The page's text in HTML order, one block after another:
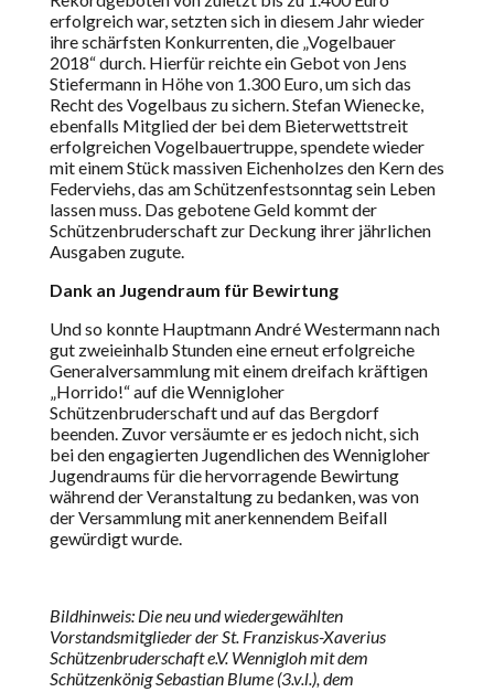
erfolgreich war, setzten sich in diesem Jahr wieder
ihre schärfsten Konkurrenten, die „Vogelbauer
2018“ durch. Hierfür reichte ein Gebot von Jens
Stiefermann in Höhe von 1.300 Euro, um sich das
Recht des Vogelbaus zu sichern. Stefan Wienecke,
ebenfalls Mitglied der bei dem Bieterwettstreit
erfolgreichen Vogelbauertruppe, spendete wieder
mit einem Stück massiven Eichenholzes den Kern des
Federviehs, das am Schützenfestsonntag sein Leben
lassen muss. Das gebotene Geld kommt der
Schützenbruderschaft zur Deckung ihrer jährlichen
Ausgaben zugute.
Dank an Jugendraum für Bewirtung
Und so konnte Hauptmann André Westermann nach
gut zweieinhalb Stunden eine erneut erfolgreiche
Generalversammlung mit einem dreifach kräftigen
„Horrido!“ auf die Wennigloher
Schützenbruderschaft und auf das Bergdorf
beenden. Zuvor versäumte er es jedoch nicht, sich
bei den engagierten Jugendlichen des Wennigloher
Jugendraums für die hervorragende Bewirtung
während der Veranstaltung zu bedanken, was von
der Versammlung mit anerkennendem Beifall
gewürdigt wurde.
Bildhinweis: Die neu und wiedergewählten
Vorstandsmitglieder der St. Franziskus-Xaverius
Schützenbruderschaft e.V. Wennigloh mit dem
Schützenkönig Sebastian Blume (3.v.l.), dem